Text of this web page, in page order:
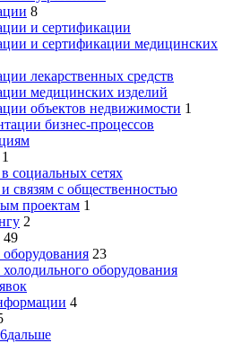
8
и сертификации
и сертификации медицинских
лекарственных средств
медицинских изделий
объектов недвижимости 1
бизнес-процессов
1
социальных сетях
связям с общественностью
проектам 1
2
49
23
оборудования
4
дальше